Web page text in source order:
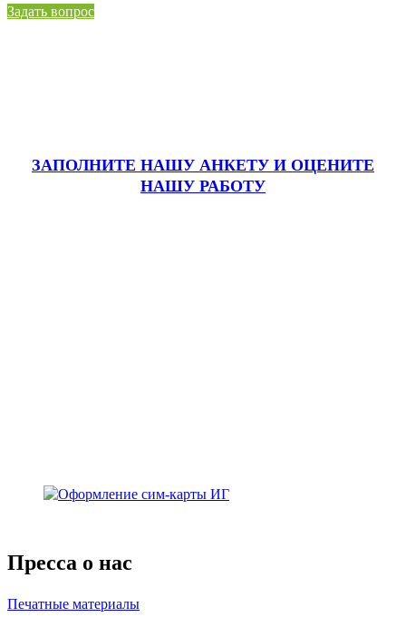
Задать вопрос
ЗАПОЛНИТЕ НАШУ АНКЕТУ И ОЦЕНИТЕ
НАШУ РАБОТУ
Пресса о нас
Печатные материалы